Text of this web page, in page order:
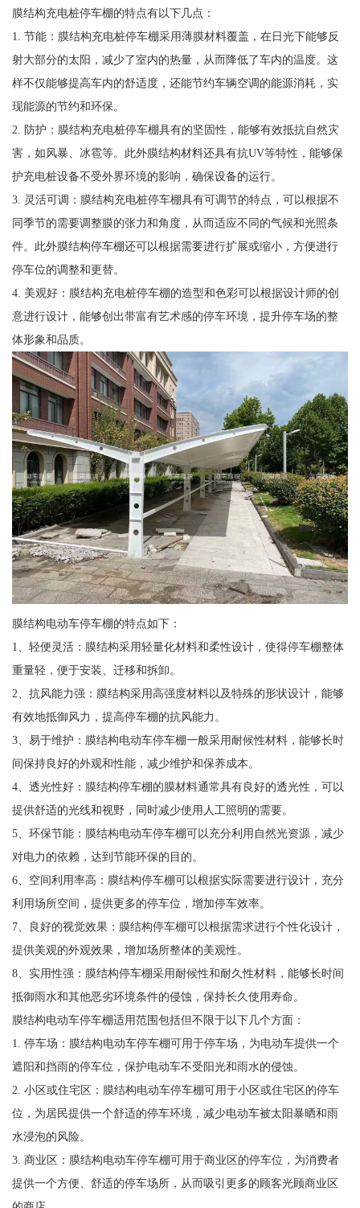
膜结构充电桩停车棚的特点有以下几点：
1. 节能：膜结构充电桩停车棚采用薄膜材料覆盖，在日光下能够反
射大部分的太阳，减少了室内的热量，从而降低了车内的温度。这
样不仅能够提高车内的舒适度，还能节约车辆空调的能源消耗，实
现能源的节约和环保。
2. 防护：膜结构充电桩停车棚具有的坚固性，能够有效抵抗自然灾
害，如风暴、冰雹等。此外膜结构材料还具有抗UV等特性，能够保
护充电桩设备不受外界环境的影响，确保设备的运行。
3. 灵活可调：膜结构充电桩停车棚具有可调节的特点，可以根据不
同季节的需要调整膜的张力和角度，从而适应不同的气候和光照条
件。此外膜结构停车棚还可以根据需要进行扩展或缩小，方便进行
停车位的调整和更替。
4. 美观好：膜结构充电桩停车棚的造型和色彩可以根据设计师的创
意进行设计，能够创出带富有艺术感的停车环境，提升停车场的整
体形象和品质。
膜结构电动车停车棚的特点如下：
1、轻便灵活：膜结构采用轻量化材料和柔性设计，使得停车棚整体
重量轻，便于安装、迁移和拆卸。
2、抗风能力强：膜结构采用高强度材料以及特殊的形状设计，能够
有效地抵御风力，提高停车棚的抗风能力。
3、易于维护：膜结构电动车停车棚一般采用耐候性材料，能够长时
间保持良好的外观和性能，减少维护和保养成本。
4、透光性好：膜结构停车棚的膜材料通常具有良好的透光性，可以
提供舒适的光线和视野，同时减少使用人工照明的需要。
5、环保节能：膜结构电动车停车棚可以充分利用自然光资源，减少
对电力的依赖，达到节能环保的目的。
6、空间利用率高：膜结构停车棚可以根据实际需要进行设计，充分
利用场所空间，提供更多的停车位，增加停车效率。
7、良好的视觉效果：膜结构停车棚可以根据需求进行个性化设计，
提供美观的外观效果，增加场所整体的美观性。
8、实用性强：膜结构停车棚采用耐候性和耐久性材料，能够长时间
抵御雨水和其他恶劣环境条件的侵蚀，保持长久使用寿命。
膜结构电动车停车棚适用范围包括但不限于以下几个方面：
1. 停车场：膜结构电动车停车棚可用于停车场，为电动车提供一个
遮阳和挡雨的停车位，保护电动车不受阳光和雨水的侵蚀。
2. 小区或住宅区：膜结构电动车停车棚可用于小区或住宅区的停车
位，为居民提供一个舒适的停车环境，减少电动车被太阳暴晒和雨
水浸泡的风险。
3. 商业区：膜结构电动车停车棚可用于商业区的停车位，为消费者
提供一个方便、舒适的停车场所，从而吸引更多的顾客光顾商业区